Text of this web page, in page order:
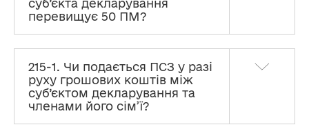
суб’єкта декларування
перевищує 50 ПМ?
215-1. Чи подається ПСЗ у разі
руху грошових коштів між
суб’єктом декларування та
членами його сім’ї?